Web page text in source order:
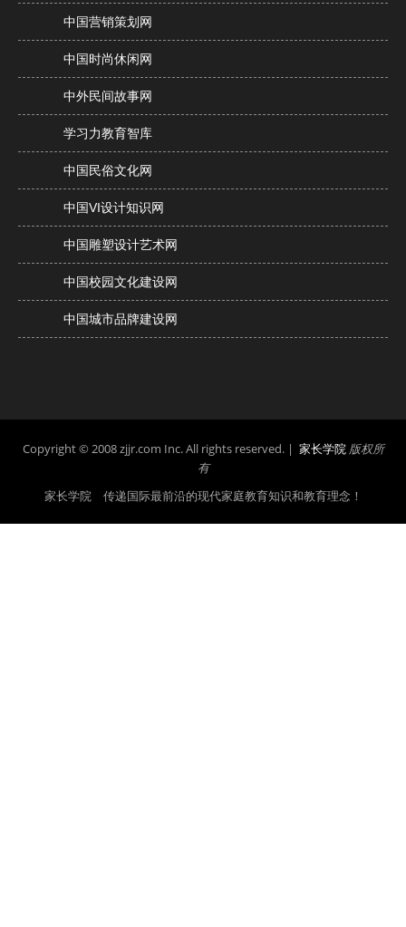
中国营销策划网
中国时尚休闲网
中外民间故事网
学习力教育智库
中国民俗文化网
中国VI设计知识网
中国雕塑设计艺术网
中国校园文化建设网
中国城市品牌建设网
Copyright © 2008 zjjr.com Inc. All rights reserved. | 家长学院 版权所
有
家长学院 传递国际最前沿的现代家庭教育知识和教育理念！